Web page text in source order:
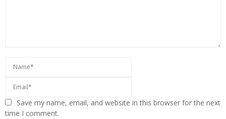
Save my name, email, and website in this browser for the next
time I comment.